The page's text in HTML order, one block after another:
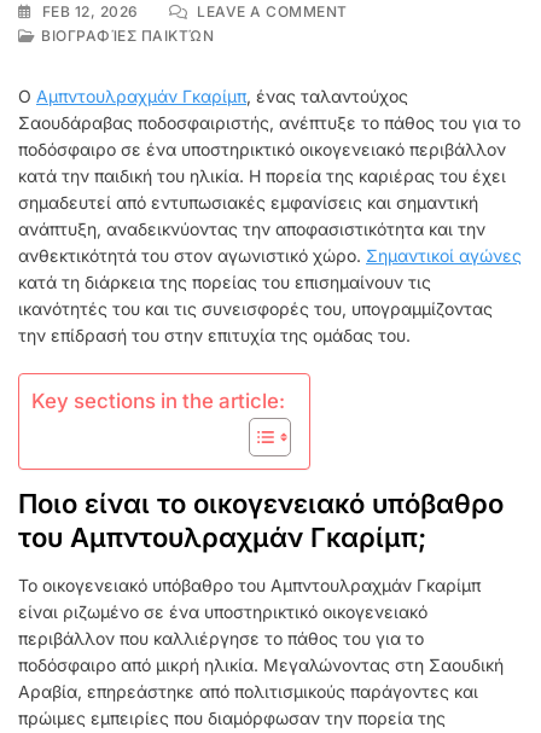
FEB 12, 2026 LEAVE A COMMENTON
ΧΡΌΝΙΑ,
ΕΠΑΓΓΕΛΜΑΤΙΚΉ
ΠΟΡΕΊΑ,
ΣΗΜΑΝΤΙΚΟΊ
ΒΙΟΓΡΑΦΊΕΣ ΠΑΙΚΤΏΝ
Ο Αμπντουλραχμάν Γκαρίμπ, ένας ταλαντούχος
Σαουδάραβας ποδοσφαιριστής, ανέπτυξε το πάθος του για το
ποδόσφαιρο σε ένα υποστηρικτικό οικογενειακό περιβάλλον
κατά την παιδική του ηλικία. Η πορεία της καριέρας του έχει
σημαδευτεί από εντυπωσιακές εμφανίσεις και σημαντική
ανάπτυξη, αναδεικνύοντας την αποφασιστικότητα και την
ανθεκτικότητά του στον αγωνιστικό χώρο. Σημαντικοί αγώνες
κατά τη διάρκεια της πορείας του επισημαίνουν τις
ικανότητές του και τις συνεισφορές του, υπογραμμίζοντας
την επίδρασή του στην επιτυχία της ομάδας του.
Key sections in the article:
Ποιο είναι το οικογενειακό υπόβαθρο
του Αμπντουλραχμάν Γκαρίμπ;
Το οικογενειακό υπόβαθρο του Αμπντουλραχμάν Γκαρίμπ
είναι ριζωμένο σε ένα υποστηρικτικό οικογενειακό
περιβάλλον που καλλιέργησε το πάθος του για το
ποδόσφαιρο από μικρή ηλικία. Μεγαλώνοντας στη Σαουδική
Αραβία, επηρεάστηκε από πολιτισμικούς παράγοντες και
πρώιμες εμπειρίες που διαμόρφωσαν την πορεία της